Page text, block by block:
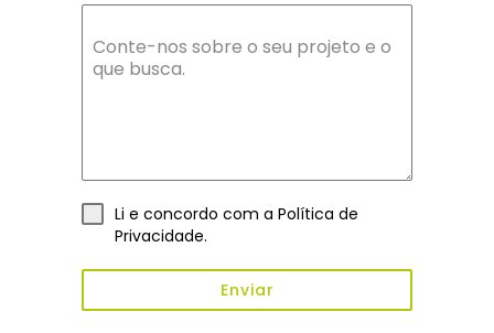
Conte-nos sobre o seu projeto e o
que busca.
Li e concordo com a Política de
Privacidade.
Enviar